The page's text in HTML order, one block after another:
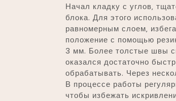
Начал кладку с углов‚
блока. Для этого
равномерным слоем‚
положение с помощью
3 мм. Более толстые швы
оказался достаточно
обрабатывать. Через
В процессе работы
чтобы избежать